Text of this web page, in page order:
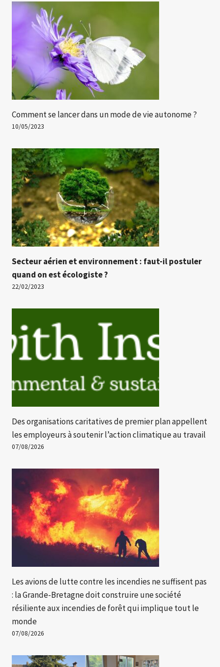
Comment se lancer dans un mode de vie autonome ?
10/05/2023
Secteur aérien et environnement : faut-il postuler
quand on est écologiste ?
22/02/2023
Des organisations caritatives de premier plan appellent
les employeurs à soutenir l’action climatique au travail
07/08/2026
Les avions de lutte contre les incendies ne suffisent pas
: la Grande-Bretagne doit construire une société
résiliente aux incendies de forêt qui implique tout le
monde
07/08/2026